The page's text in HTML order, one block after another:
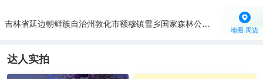
吉林省延边朝鲜族自治州敦化市额穆镇雪乡国家森林公园-中国雪乡风景区
地图·周边
达人实拍